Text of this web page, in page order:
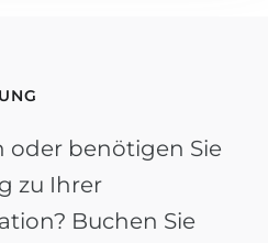
oder benötigen Sie
zu Ihrer
Buchen Sie